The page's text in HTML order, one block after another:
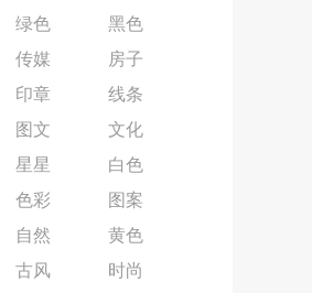
绿色
黑色
传媒
房子
印章
线条
图文
文化
星星
白色
色彩
图案
自然
黄色
古风
时尚